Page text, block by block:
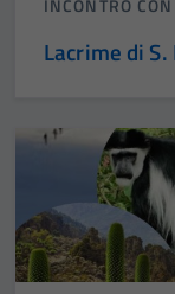
INCONTRO
Lacrime di